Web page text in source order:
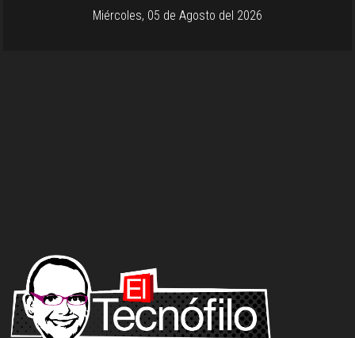
Miércoles, 05 de Agosto del 2026